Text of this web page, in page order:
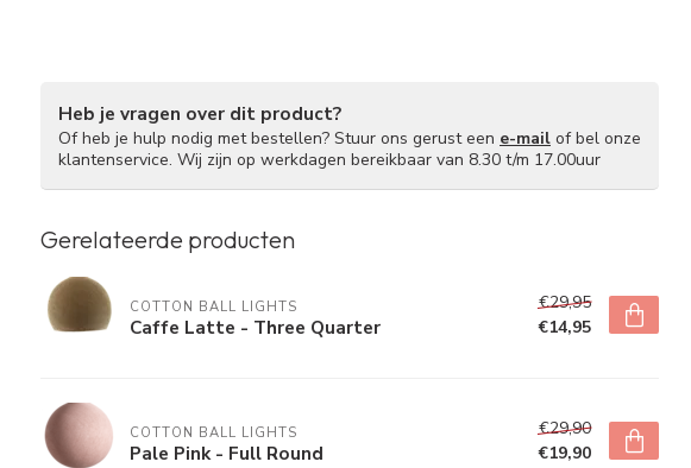
Heb je vragen over dit product?
Of heb je hulp nodig met bestellen? Stuur ons gerust een e-mail of bel onze
klantenservice. Wij zijn op werkdagen bereikbaar van 8.30 t/m 17.00uur
Gerelateerde producten
COTTON BALL LIGHTS
Caffe Latte - Three Quarter
€29,95
€14,95
COTTON BALL LIGHTS
Pale Pink - Full Round
€29,90
€19,90